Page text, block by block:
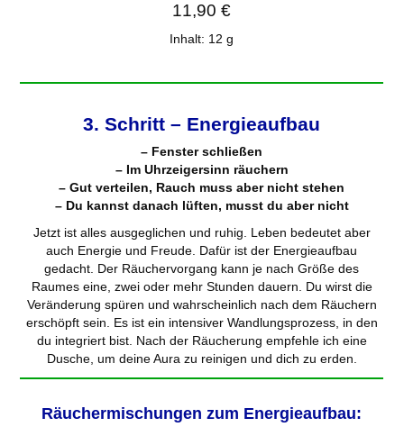
auf
11,90€
Inhalt: 12g
3. Schritt – Energieaufbau
– Fenster schließen
– Im Uhrzeigersinn räuchern
– Gut verteilen, Rauch muss aber nicht stehen
– Du kannst danach lüften, musst du aber nicht
Jetzt ist alles ausgeglichen und ruhig. Leben bedeutet aber
auch Energie und Freude. Dafür ist der Energieaufbau
gedacht. Der Räuchervorgang kann je nach Größe des
Raumes eine, zwei oder mehr Stunden dauern. Du wirst die
Veränderung spüren und wahrscheinlich nach dem Räuchern
erschöpft sein. Es ist ein intensiver Wandlungsprozess, in den
du integriert bist. Nach der Räucherung empfehle ich eine
Dusche, um deine Aura zu reinigen und dich zu erden.
Räuchermischungen zum Energieaufbau: